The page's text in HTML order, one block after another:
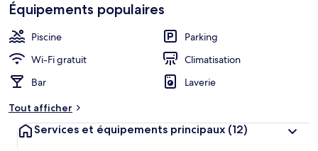
Équipements populaires
Piscine
Parking
Wi-Fi gratuit
Climatisation
Bar
Laverie
Tout afficher
Services et équipements principaux (12)